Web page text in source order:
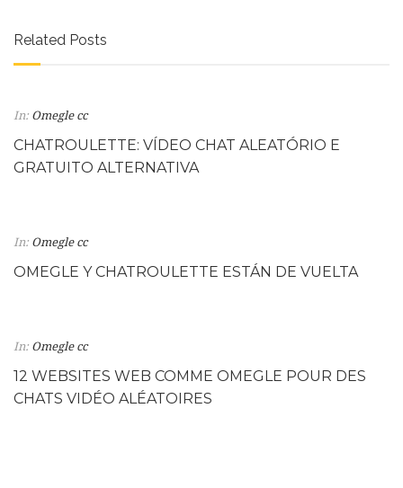
Related Posts
In: Omegle cc
CHATROULETTE: VÍDEO CHAT ALEATÓRIO E
GRATUITO ALTERNATIVA
In: Omegle cc
OMEGLE Y CHATROULETTE ESTÁN DE VUELTA
In: Omegle cc
12 WEBSITES WEB COMME OMEGLE POUR DES
CHATS VIDÉO ALÉATOIRES